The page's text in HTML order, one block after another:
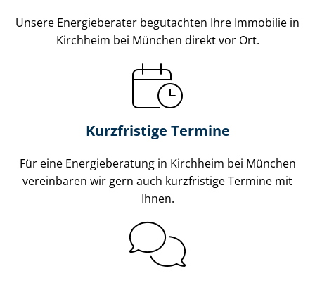
Unsere Energieberater begutachten Ihre Immobilie in
Kirchheim bei München direkt vor Ort.
Kurzfristige Termine
Für eine Energieberatung in Kirchheim bei München
vereinbaren wir gern auch kurzfristige Termine mit
Ihnen.